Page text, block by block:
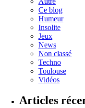
Ce blog
Humeur
Insolite
Jeux
News
Non classé
Techno
Toulouse
Vidéos
Articles